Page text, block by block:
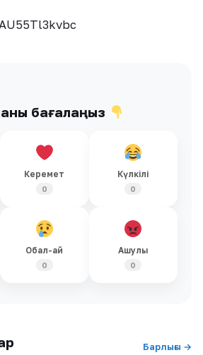
бағалаңыз
Керемет
0
Күлкілі
0
Обал-ай
0
Ашулы
0
Барлығы →